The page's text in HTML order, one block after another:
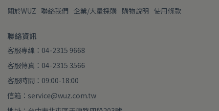
關於WUZ 聯絡我們 企業/大量採購 購物說明 使用條款
聯絡資訊
客服專線：04-2315 9668
客服傳真：04-2315 3566
客服時間：09:00-18:00
信箱：service@wuz.com.tw